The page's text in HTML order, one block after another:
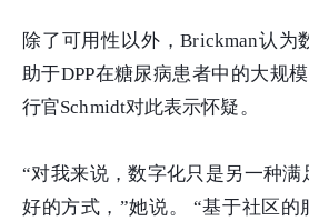
除了可用性以外，Brickman认为
助于DPP在糖尿病患者中的大规
行官Schmidt对此表示怀疑。
“对我来说，数字化只是另一种
好的方式，”她说。 “基于社区的